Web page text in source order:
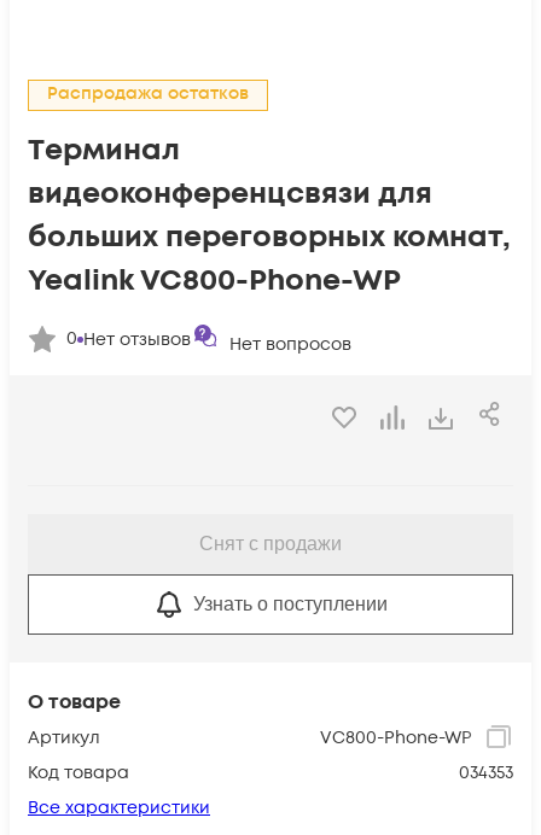
О товаре
Артикул
VC800-Phone-WP
Код товара
034353
Все характеристики
Распродажа остатков
Tерминал
видеоконференцсвязи для
больших переговорных комнат,
Yealink VC800-Phone-WP
0 Нет отзывов Нет вопросов
Снят с продажи
Узнать о поступлении